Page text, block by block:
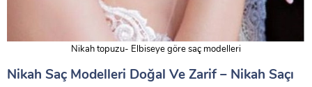
Nikah topuzu- Elbiseye göre saç modelleri
Nikah Saç Modelleri Doğal Ve Zarif – Nikah Saçı